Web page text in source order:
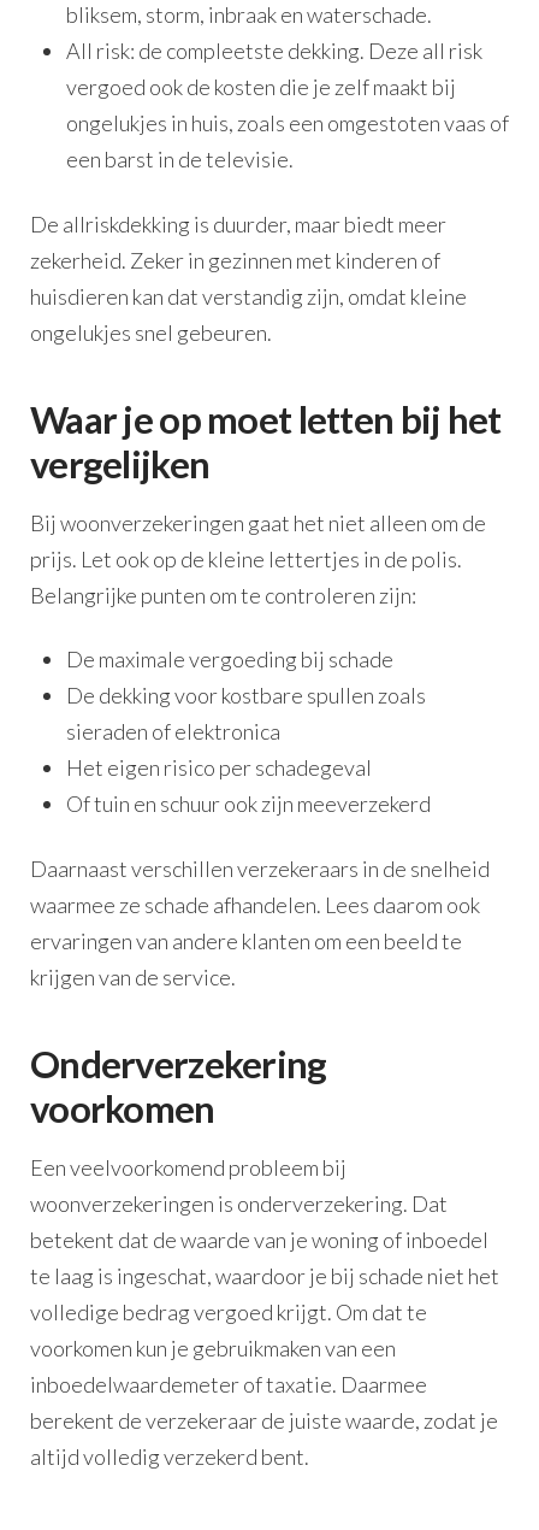
bliksem, storm, inbraak en waterschade.
All risk: de compleetste dekking. Deze all risk
vergoed ook de kosten die je zelf maakt bij
ongelukjes in huis, zoals een omgestoten vaas of
een barst in de televisie.
De allriskdekking is duurder, maar biedt meer
zekerheid. Zeker in gezinnen met kinderen of
huisdieren kan dat verstandig zijn, omdat kleine
ongelukjes snel gebeuren.
Waar je op moet letten bij het
vergelijken
Bij woonverzekeringen gaat het niet alleen om de
prijs. Let ook op de kleine lettertjes in de polis.
Belangrijke punten om te controleren zijn:
De maximale vergoeding bij schade
De dekking voor kostbare spullen zoals
sieraden of elektronica
Het eigen risico per schadegeval
Of tuin en schuur ook zijn meeverzekerd
Daarnaast verschillen verzekeraars in de snelheid
waarmee ze schade afhandelen. Lees daarom ook
ervaringen van andere klanten om een beeld te
krijgen van de service.
Onderverzekering
voorkomen
Een veelvoorkomend probleem bij
woonverzekeringen is onderverzekering. Dat
betekent dat de waarde van je woning of inboedel
te laag is ingeschat, waardoor je bij schade niet het
volledige bedrag vergoed krijgt. Om dat te
voorkomen kun je gebruikmaken van een
inboedelwaardemeter of taxatie. Daarmee
berekent de verzekeraar de juiste waarde, zodat je
altijd volledig verzekerd bent.